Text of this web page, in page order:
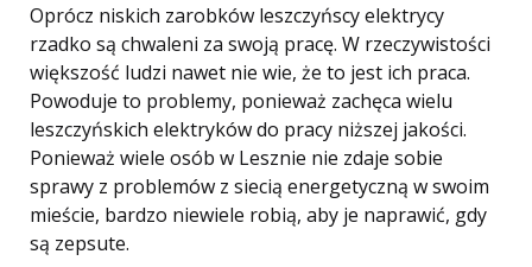
Oprócz niskich zarobków leszczyńscy elektrycy
rzadko są chwaleni za swoją pracę. W rzeczywistości
większość ludzi nawet nie wie, że to jest ich praca.
Powoduje to problemy, ponieważ zachęca wielu
leszczyńskich elektryków do pracy niższej jakości.
Ponieważ wiele osób w Lesznie nie zdaje sobie
sprawy z problemów z siecią energetyczną w swoim
mieście, bardzo niewiele robią, aby je naprawić, gdy
są zepsute.